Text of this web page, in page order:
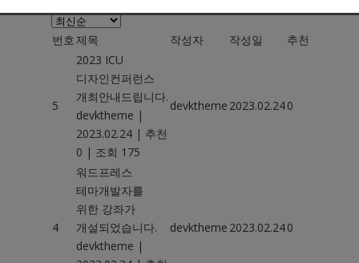
번호제목 작성자 작성일 추천
5
2023 ICU
디자인컨퍼런스
개최안내드립니다.
devktheme |
2023.02.24 | 추천
0 | 조회 175
devktheme 2023.02.240
4
워드프레스
테마개발자를
위한 강좌가
개설되었습니다.
devktheme |
devktheme 2023.02.240